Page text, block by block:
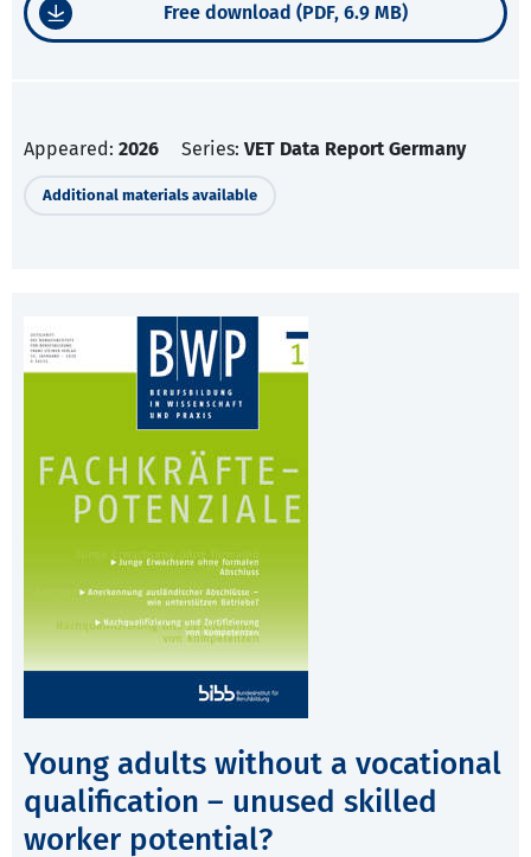
Free download (PDF, 6.9 MB)
Appeared: 2026 Series: VET Data Report Germany
Additional materials available
Young adults without a vocational
qualification – unused skilled
worker potential?